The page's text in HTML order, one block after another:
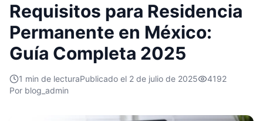
Requisitos para Residencia
Permanente en México:
Guía Completa 2025
1 min de lecturaPublicado el 2 de julio de 2025
4192
Por blog_admin